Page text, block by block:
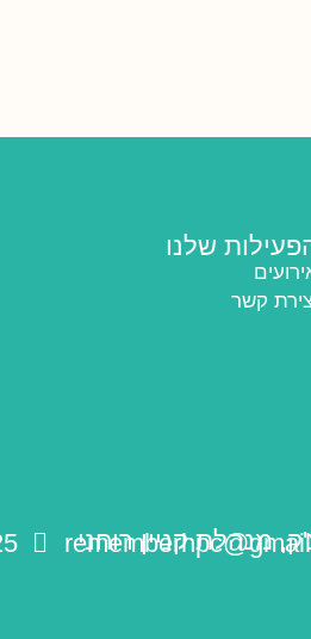
שלנו
קשר
מנהלת קניין רוחני